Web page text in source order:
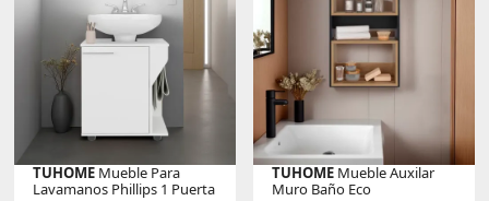
TUHOME Mueble Para
Lavamanos Phillips 1 Puerta
TUHOME Mueble Auxilar
Muro Baño Eco